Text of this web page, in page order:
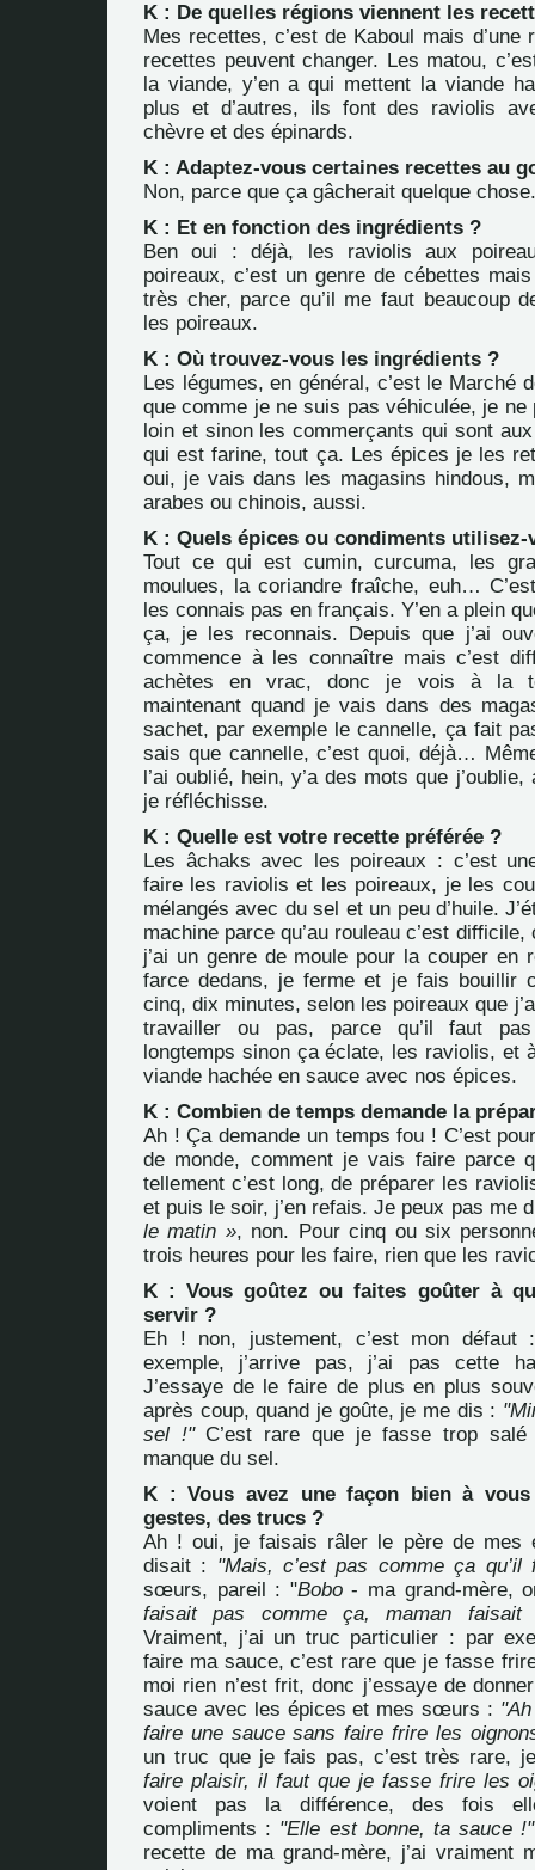
K : De quelles régions viennent les
Mes recettes, c’est de Kaboul mais d’une
recettes peuvent changer. Les matou,
la viande, y’en a qui mettent la viande
plus et d’autres, ils font des raviolis
chèvre et des épinards.
K : Adaptez-vous certaines recettes au
Non, parce que ça gâcherait quelque chose.
K : Et en fonction des ingrédients ?
Ben oui : déjà, les raviolis aux
poireaux, c’est un genre de cébettes
très cher, parce qu’il me faut beaucoup
les poireaux.
K : Où trouvez-vous les ingrédients ?
Les légumes, en général, c’est le Marché
que comme je ne suis pas véhiculée, je ne
loin et sinon les commerçants qui sont
qui est farine, tout ça. Les épices je les
oui, je vais dans les magasins hindous,
arabes ou chinois, aussi.
K : Quels épices ou condiments utilisez-
Tout ce qui est cumin, curcuma, les
moulues, la coriandre fraîche, euh…
les connais pas en français. Y’en a plein
ça, je les reconnais. Depuis que j’ai
commence à les connaître mais c’est
achètes en vrac, donc je vois à la
maintenant quand je vais dans des
sachet, par exemple le cannelle, ça fait
sais que cannelle, c’est quoi, déjà…
l’ai oublié, hein, y’a des mots que
je réfléchisse.
K : Quelle est votre recette préférée ?
Les âchaks avec les poireaux : c’est
faire les raviolis et les poireaux, je les
mélangés avec du sel et un peu d’huile.
machine parce qu’au rouleau c’est difficile,
j’ai un genre de moule pour la couper en
farce dedans, je ferme et je fais bouillir
cinq, dix minutes, selon les poireaux que
travailler ou pas, parce qu’il faut
longtemps sinon ça éclate, les raviolis, et
viande hachée en sauce avec nos épices.
K : Combien de temps demande la
Ah ! Ça demande un temps fou ! C’est
de monde, comment je vais faire parce
tellement c’est long, de préparer les
et puis le soir, j’en refais. Je peux pas me
le matin », non. Pour cinq ou six
trois heures pour les faire, rien que les
K : Vous goûtez ou faites goûter à
servir ?
Eh ! non, justement, c’est mon
exemple, j’arrive pas, j’ai pas cette
J’essaye de le faire de plus en plus
après coup, quand je goûte, je me dis :
sel !"C’est rare que je fasse trop salé
manque du sel.
K : Vous avez une façon bien à
gestes, des trucs ?
Ah ! oui, je faisais râler le père de mes
disait : "Mais, c’est pas comme ça qu’il
sœurs, pareil : "Bobo- ma grand-mère,
faisait pas comme ça, maman faisait
Vraiment, j’ai un truc particulier : par
faire ma sauce, c’est rare que je fasse
moi rien n’est frit, donc j’essaye de
sauce avec les épices et mes sœurs :
faire une sauce sans faire frire les
un truc que je fais pas, c’est très rare,
faire plaisir, il faut que je fasse frire les
voient pas la différence, des fois
compliments : "Elle est bonne, ta sauce !"
recette de ma grand-mère, j’ai vraiment